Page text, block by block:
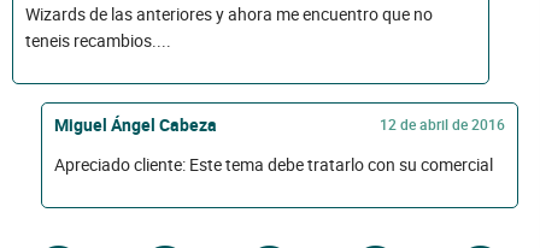
Wizards de las anteriores y ahora me encuentro que no
teneis recambios....
Miguel Ángel Cabeza 12 de abril de 2016
Apreciado cliente: Este tema debe tratarlo con su comercial